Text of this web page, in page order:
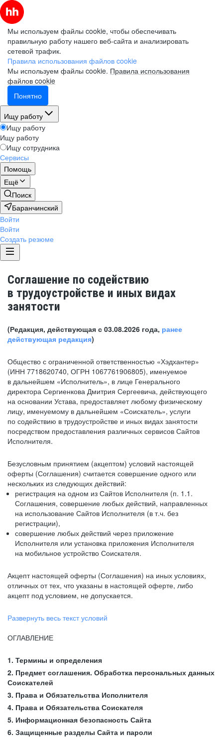
Мы используем файлы cookie, чтобы обеспечивать
правильную работу нашего веб-сайта и анализировать
сетевой трафик.
Правила использования файлов cookie
Мы используем файлы cookie. Правила использования
файлов cookie
Понятно
Ищу работу
Ищу работу
Ищу работу
Ищу сотрудника
Сервисы
Помощь
Ещё
Поиск
Баранчинский
Войти
Войти
Создать резюме
Соглашение по содействию
в трудоустройстве и иных видах
занятости
(Редакция, действующая с 03.08.2026 года, ранее
действующая редакция)
Общество с ограниченной ответственностью «Хэдхантер»
(ИНН 7718620740, ОГРН 1067761906805), именуемое
в дальнейшем «Исполнитель», в лице Генерального
директора Сергиенкова Дмитрия Сергеевича, действующего
на основании Устава, предоставляет любому физическому
лицу, именуемому в дальнейшем «Соискатель», услуги
по содействию в трудоустройстве и иных видах занятости
посредством предоставления различных сервисов Сайтов
Исполнителя.
Безусловным принятием (акцептом) условий настоящей
оферты (Соглашения) считается совершение одного или
нескольких из следующих действий:
регистрация на одном из Сайтов Исполнителя (п. 1.1.
Соглашения, совершение любых действий, направленных
на использование Сайтов Исполнителя (в т.ч. без
регистрации),
совершение любых действий через приложение
Исполнителя или установка приложения Исполнителя
на мобильное устройство Соискателя.
Акцепт настоящей оферты (Соглашения) на иных условиях,
отличных от тех, что указаны в настоящей оферте, либо
акцепт под условием, не допускается.
Развернуть весь текст условий
ОГЛАВЛЕНИЕ
1. Термины и определения
2. Предмет соглашения. Обработка персональных данных
Соискателей
3. Права и Обязательства Исполнителя
4. Права и Обязательства Соискателя
5. Информационная безопасность Сайта
6. Защищенные разделы Сайта и пароли